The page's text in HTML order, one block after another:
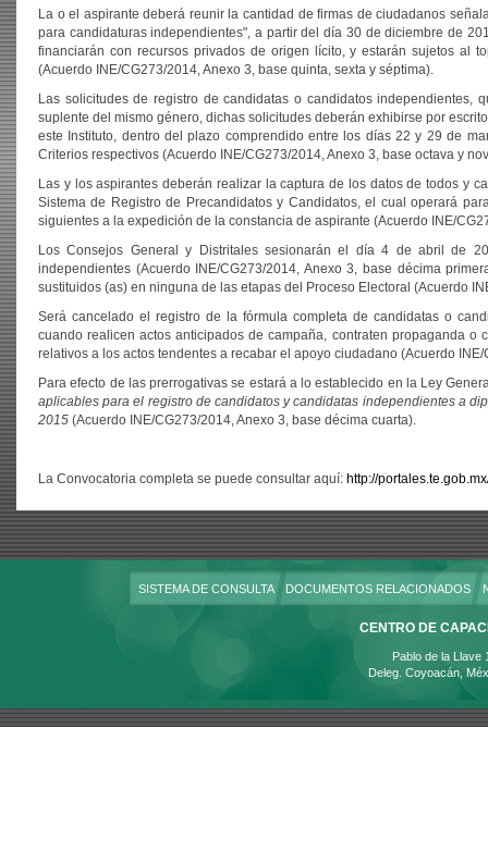
La o el aspirante deberá reunir la cantidad de firmas de ciudadanos
para candidaturas independientes", a partir del día 30 de diciembre de
financiarán con recursos privados de origen lícito, y estarán sujetos al
(Acuerdo INE/CG273/2014, Anexo 3, base quinta, sexta y séptima).
Las solicitudes de registro de candidatas o candidatos
suplente del mismo género, dichas solicitudes deberán exhibirse por
este Instituto, dentro del plazo comprendido entre los días 22 y 29 de
Criterios respectivos (Acuerdo INE/CG273/2014, Anexo 3, base octava y
Las y los aspirantes deberán realizar la captura de los datos de todos y
Sistema de Registro de Precandidatos y Candidatos, el cual operará
siguientes a la expedición de la constancia de aspirante (Acuerdo INE/
Los Consejos General y Distritales sesionarán el día 4 de abril de
independientes (Acuerdo INE/CG273/2014, Anexo 3, base décima
sustituidos (as) en ninguna de las etapas del Proceso Electoral (Acuerdo
Será cancelado el registro de la fórmula completa de candidatas o
cuando realicen actos anticipados de campaña, contraten propaganda
relativos a los actos tendentes a recabar el apoyo ciudadano (Acuerdo
Para efecto de las prerrogativas se estará a lo establecido en la Ley
aplicables para el registro de candidatos y candidatas independientes a
2015 (Acuerdo INE/CG273/2014, Anexo 3, base décima cuarta).
La Convocatoria completa se puede consultar aquí: http://
SISTEMA DE CONSULTA DOCUMENTOS RELACIONADOS
CENTRO DE
Pablo de la Llave
Deleg. Coyoacán,